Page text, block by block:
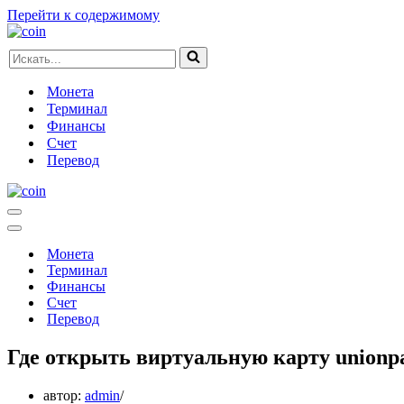
Перейти к содержимому
Искать...
Монета
Терминал
Финансы
Счет
Перевод
Меню
навигации
Меню
навигацииМонета
Терминал
Финансы
Счет
Перевод
Где открыть виртуальную карту
автор: admin